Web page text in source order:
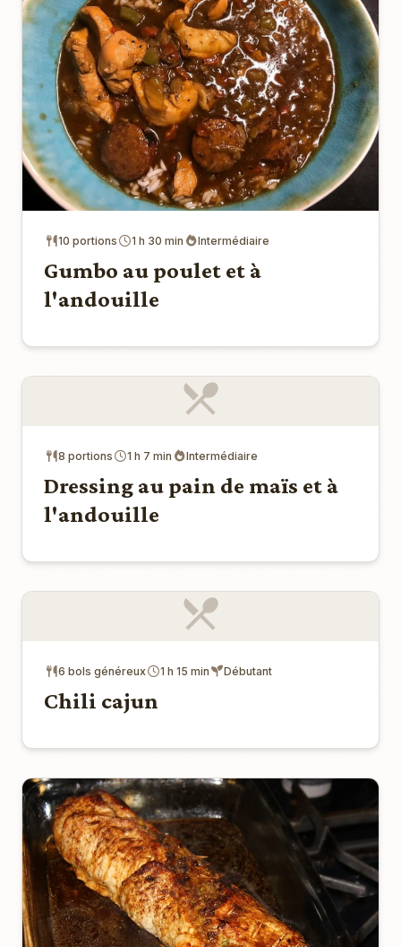
10 portions 1 h 30 min Intermédiaire
Gumbo au poulet et à
l'andouille
8 portions 1 h 7 min Intermédiaire
Dressing au pain de maïs et à
l'andouille
6 bols généreux 1 h 15 min Débutant
Chili cajun